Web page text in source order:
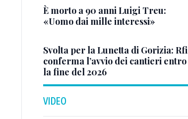
È morto a 90 anni Luigi Treu:
«Uomo dai mille interessi»
Svolta per la Lunetta di Gorizia: Rfi
conferma l’avvio dei cantieri entro
la fine del 2026
VIDEO